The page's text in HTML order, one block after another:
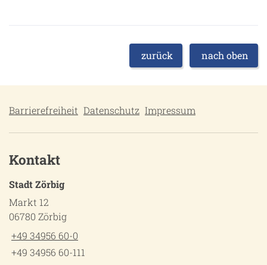
zurück nach oben
Barrierefreiheit Datenschutz Impressum
Kontakt
Stadt Zörbig
Markt 12
06780 Zörbig
+49 34956 60-0
+49 34956 60-111